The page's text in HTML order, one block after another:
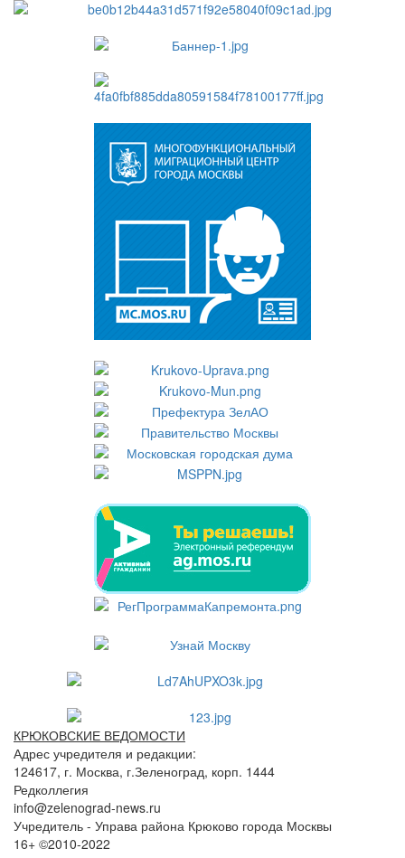
КРЮКОВСКИЕ ВЕДОМОСТИ
Адрес учредителя и редакции:
124617, г. Москва, г.Зеленоград, корп. 1444
Редколлегия
info@zelenograd-news.ru
Учредитель - Управа района Крюково города Москвы
16+ ©2010-2022